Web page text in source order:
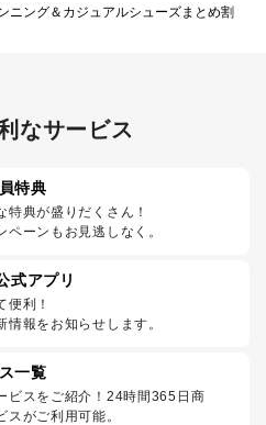
ニング＆カジュアルシューズまとめ割
なサービス
特典
特典が盛りだくさん！
ーンもお見逃しなく。
式アプリ
便利！
情報をお知らせします。
一覧
ビスをご紹介！24時間365日商
がご利用可能。